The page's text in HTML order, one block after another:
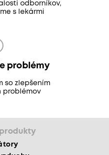
odborníkov,
s lekármi
problémy
so zlepšením
problémov